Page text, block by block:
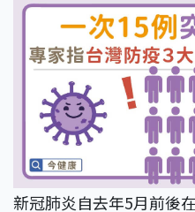
新冠肺炎自去年5月前後